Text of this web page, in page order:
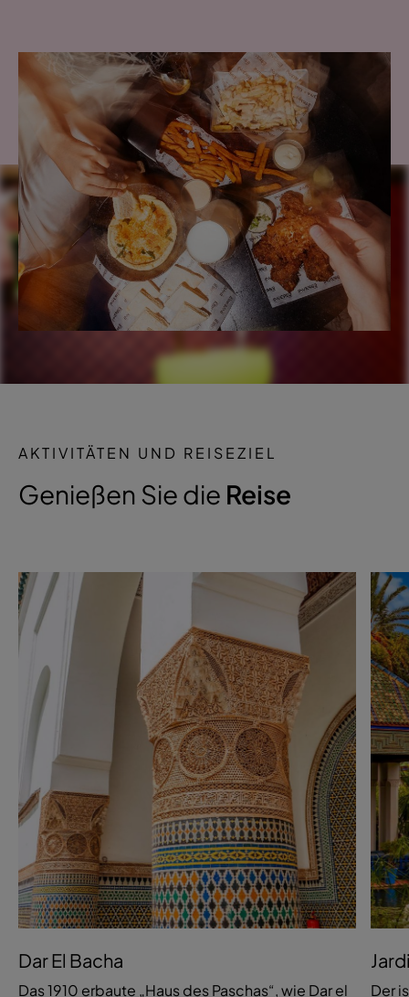
AKTIVITÄTEN UND REISEZIEL
Genießen Sie die Reise
Dar El Bacha
Das 1910 erbaute „Haus des Paschas“, wie Dar el Der